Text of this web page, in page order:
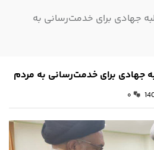
از ۱۵ هزار طلبه جهادی برای خدمت‌رسانی به
۰